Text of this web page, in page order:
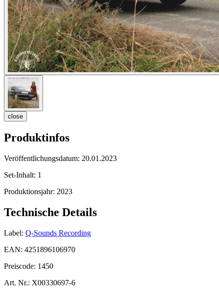
close
Produktinfos
Veröffentlichungsdatum: 20.01.2023
Set-Inhalt: 1
Produktionsjahr: 2023
Technische Details
Label: Q-Sounds Recording
EAN: 4251896106970
Preiscode: 1450
Art. Nr.: X00330697-6